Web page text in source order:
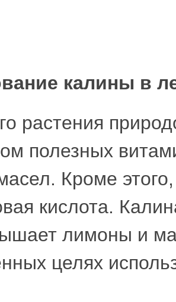
калины в
растения
полезных
Кроме этого,
кислота.
лимоны и
целях